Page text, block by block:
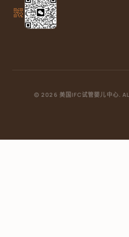
qr_code_2
© 2026 美国IFC试管婴儿中心.